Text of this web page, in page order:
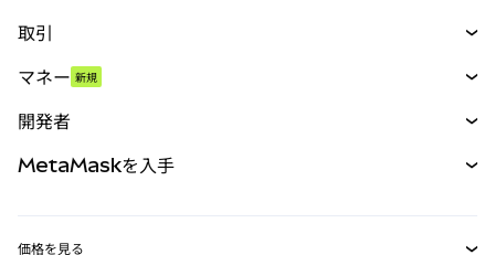
取引
パーペチュアル
RWA
マネー 新規
開発者
MetaMaskを入手
価格を見る